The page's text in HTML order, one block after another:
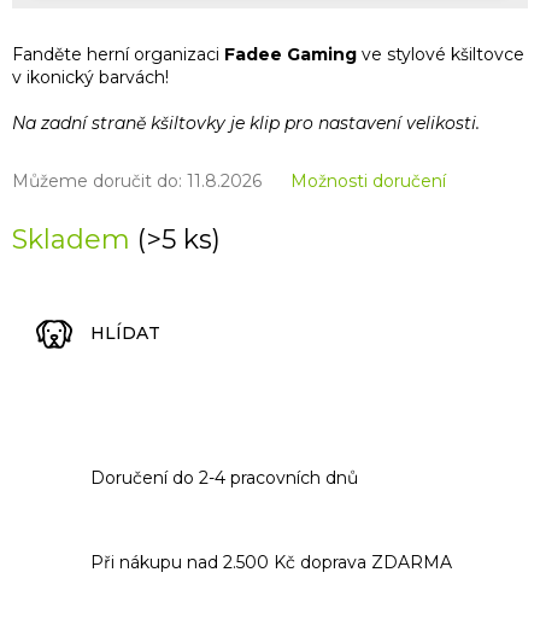
Skladem (>5 ks)
Můžeme doručit do: 11.8.2026 Možnosti doručení
Fanděte herní organizaci Fadee Gaming ve stylové kšiltovce
v ikonický barvách!
Na zadní straně kšiltovky je klip pro nastavení velikosti.
HLÍDAT
Doručení do 2-4 pracovních dnů
Při nákupu nad 2.500 Kč doprava ZDARMA